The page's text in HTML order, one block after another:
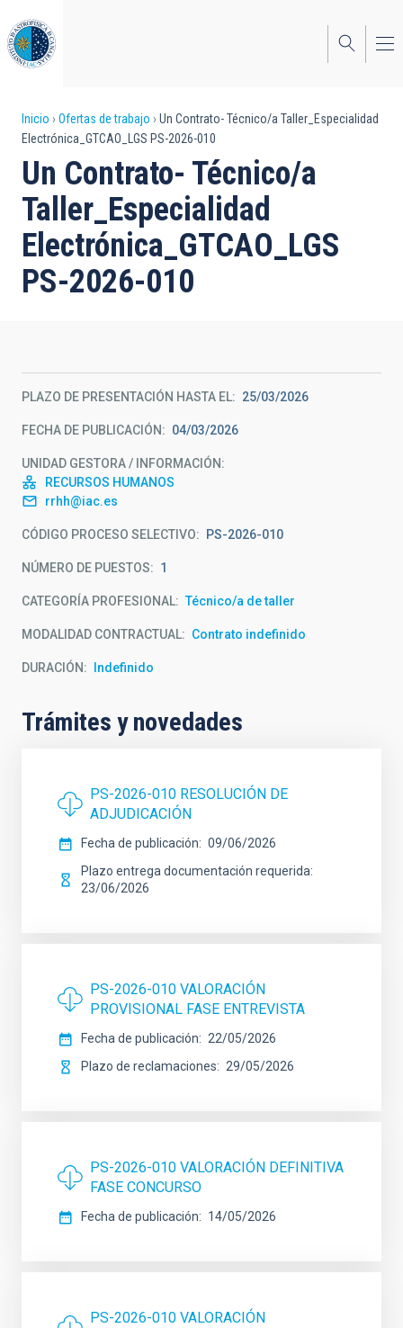
al
contenido
principal
Sobrescribir
enlaces
de
ayuda
a
la
Inicio Ofertas de trabajo
Un Contrato- Técnico/a Taller_Especialidad
Electrónica_GTCAO_LGS PS-2026-010
Un Contrato- Técnico/a
Taller_Especialidad
Electrónica_GTCAO_LGS
PS-2026-010
PLAZO DE PRESENTACIÓN HASTA EL 25/03/2026
FECHA DE PUBLICACIÓN 04/03/2026
UNIDAD GESTORA / INFORMACIÓN
RECURSOS HUMANOS
rrhh@iac.es
CÓDIGO PROCESO SELECTIVO PS-2026-010
NÚMERO DE PUESTOS 1
CATEGORÍA PROFESIONAL Técnico/a de taller
MODALIDAD CONTRACTUAL Contrato indefinido
DURACIÓN Indefinido
Trámites y novedades
PS-2026-010 RESOLUCIÓN DE
ADJUDICACIÓN
Fecha de publicación
09/06/2026
Plazo entrega documentación requerida
23/06/2026
PS-2026-010 VALORACIÓN
PROVISIONAL FASE ENTREVISTA
Fecha de publicación
22/05/2026
Plazo de reclamaciones
29/05/2026
PS-2026-010 VALORACIÓN DEFINITIVA
FASE CONCURSO
Fecha de publicación 14/05/2026
PS-2026-010 VALORACIÓN